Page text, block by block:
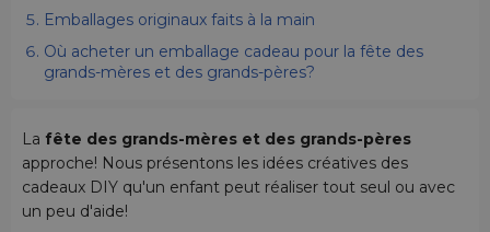
Emballages originaux faits à la main
Où acheter un emballage cadeau pour la fête des
grands-mères et des grands-pères?
La fête des grands-mères et des grands-pères
approche! Nous présentons les idées créatives des
cadeaux DIY qu'un enfant peut réaliser tout seul ou avec
un peu d'aide!